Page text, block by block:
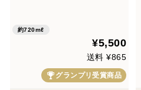
約720mℓ
¥5,500
送料 ¥865
グランプリ受賞商品